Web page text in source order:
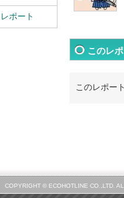
ポート
このレ
このレポー
COPYRIGHT © ECOHOTLINE CO.,LTD.